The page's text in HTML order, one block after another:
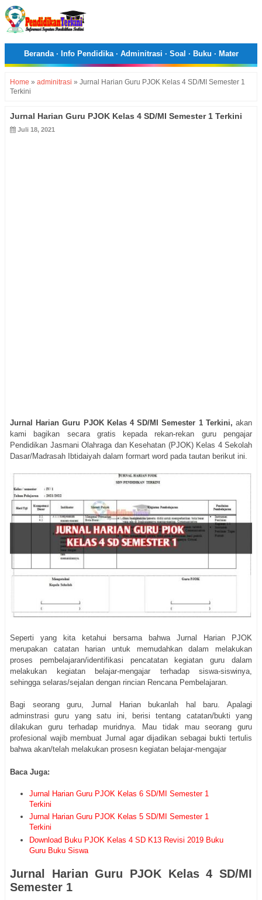
Beranda· Info Pendidika· Adminitrasi · Soal · Buku · Mater
Home » adminitrasi » Jurnal Harian Guru PJOK Kelas 4 SD/MI Semester 1
Terkini
Jurnal Harian Guru PJOK Kelas 4 SD/MI Semester 1 Terkini
Juli 18, 2021
Jurnal Harian Guru PJOK Kelas 4 SD/MI Semester 1 Terkini, akan
kami bagikan secara gratis kepada rekan-rekan guru pengajar
Pendidikan Jasmani Olahraga dan Kesehatan (PJOK) Kelas 4 Sekolah
Dasar/Madrasah Ibtidaiyah dalam formart word pada tautan berikut ini.
Seperti yang kita ketahui bersama bahwa Jurnal Harian PJOK
merupakan catatan harian untuk memudahkan dalam melakukan
proses pembelajaran/identifikasi pencatatan kegiatan guru dalam
melakukan kegiatan belajar-mengajar terhadap siswa-siswinya,
sehingga selaras/sejalan dengan rincian Rencana Pembelajaran.
Bagi seorang guru, Jurnal Harian bukanlah hal baru. Apalagi
adminstrasi guru yang satu ini, berisi tentang catatan/bukti yang
dilakukan guru terhadap muridnya. Mau tidak mau seorang guru
profesional wajib membuat Jurnal agar dijadikan sebagai bukti tertulis
bahwa akan/telah melakukan prosesn kegiatan belajar-mengajar
Baca Juga:
Jurnal Harian Guru PJOK Kelas 6 SD/MI Semester 1
Terkini
Jurnal Harian Guru PJOK Kelas 5 SD/MI Semester 1
Terkini
Download Buku PJOK Kelas 4 SD K13 Revisi 2019 Buku
Guru Buku Siswa
Jurnal Harian Guru PJOK Kelas 4 SD/MI
Semester 1